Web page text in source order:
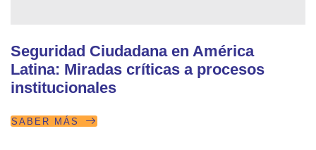
Seguridad Ciudadana en América
Latina: Miradas críticas a procesos
institucionales
SABER MÁS